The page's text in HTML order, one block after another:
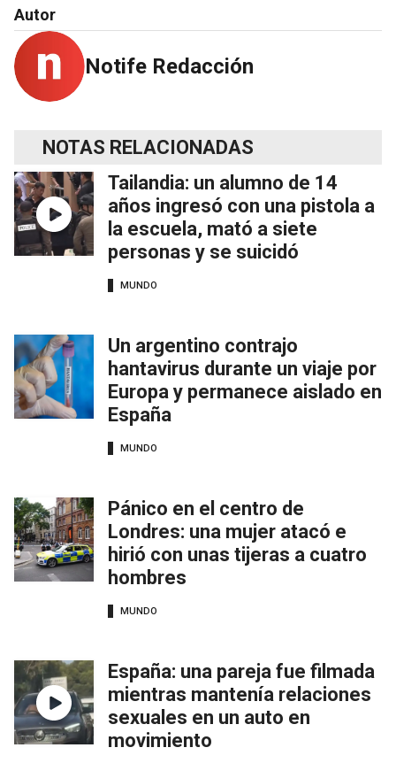
Autor
Notife Redacción
NOTAS RELACIONADAS
Tailandia: un alumno de 14
años ingresó con una pistola a
la escuela, mató a siete
personas y se suicidó
MUNDO
Un argentino contrajo
hantavirus durante un viaje por
Europa y permanece aislado en
España
MUNDO
Pánico en el centro de
Londres: una mujer atacó e
hirió con unas tijeras a cuatro
hombres
MUNDO
España: una pareja fue filmada
mientras mantenía relaciones
sexuales en un auto en
movimiento